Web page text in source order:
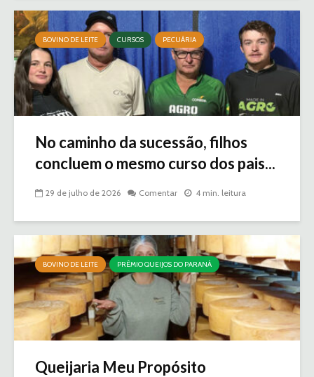
BOVINO DE LEITE CURSOS PECUÁRIA
No caminho da sucessão, filhos
concluem o mesmo curso dos pais...
29 de julho de 2026 Comentar 4 min. leitura
BOVINO DE LEITE PRÊMIO QUEIJOS DO PARANÁ
Queijaria Meu Propósito